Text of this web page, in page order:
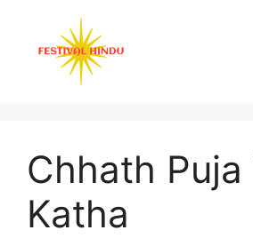
content
Chhath
Katha